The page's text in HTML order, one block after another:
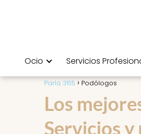
Ocio Servicios
Parla 365 Podólogos
Los
Servicios y